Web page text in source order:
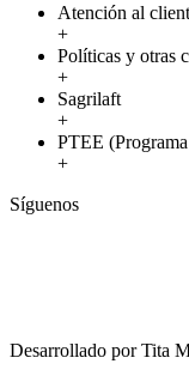
Atención al
+
Políticas y otras
+
Sagrilaft
+
PTEE
+
Síguenos
Desarrollado por Tita